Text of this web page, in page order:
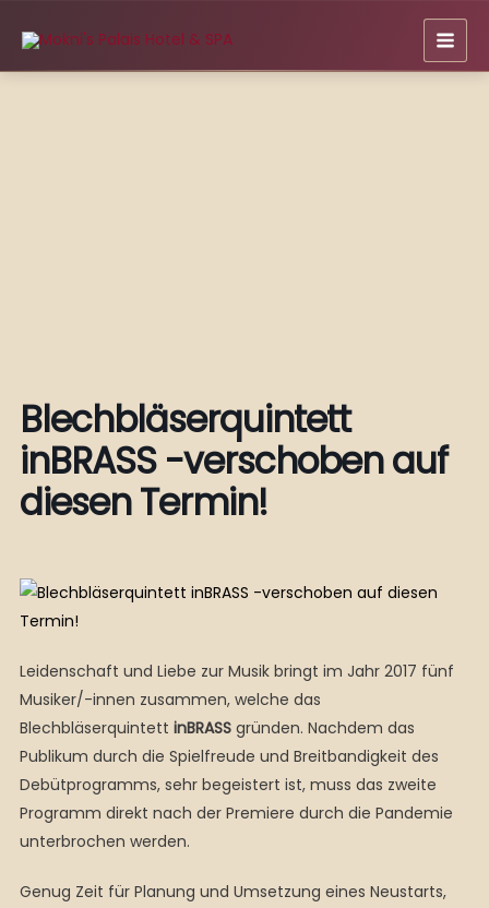
Inhalt
springen
Blechbläserquintett
inBRASS -verschoben auf
diesen Termin!
Leidenschaft und Liebe zur Musik bringt im Jahr 2017 fünf
Musiker/-innen zusammen, welche das
Blechbläserquintett inBRASSgründen. Nachdem das
Publikum durch die Spielfreude und Breitbandigkeit des
Debütprogramms, sehr begeistert ist, muss das zweite
Programm direkt nach der Premiere durch die Pandemie
unterbrochen werden.
Genug Zeit für Planung und Umsetzung eines Neustarts,